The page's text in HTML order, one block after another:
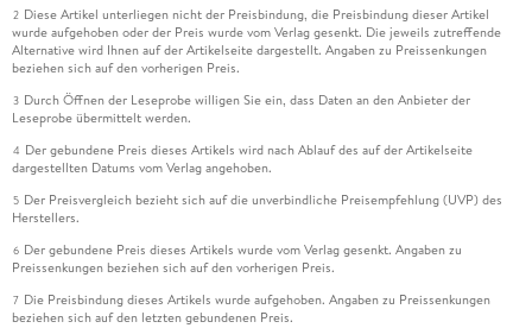
2 Diese Artikel unterliegen nicht der Preisbindung, die Preisbindung dieser Artikel
wurde aufgehoben oder der Preis wurde vom Verlag gesenkt. Die jeweils zutreffende
Alternative wird Ihnen auf der Artikelseite dargestellt. Angaben zu Preissenkungen
beziehen sich auf den vorherigen Preis.
3 Durch Öffnen der Leseprobe willigen Sie ein, dass Daten an den Anbieter der
Leseprobe übermittelt werden.
4 Der gebundene Preis dieses Artikels wird nach Ablauf des auf der Artikelseite
dargestellten Datums vom Verlag angehoben.
5 Der Preisvergleich bezieht sich auf die unverbindliche Preisempfehlung (UVP) des
Herstellers.
6 Der gebundene Preis dieses Artikels wurde vom Verlag gesenkt. Angaben zu
Preissenkungen beziehen sich auf den vorherigen Preis.
7 Die Preisbindung dieses Artikels wurde aufgehoben. Angaben zu Preissenkungen
beziehen sich auf den letzten gebundenen Preis.